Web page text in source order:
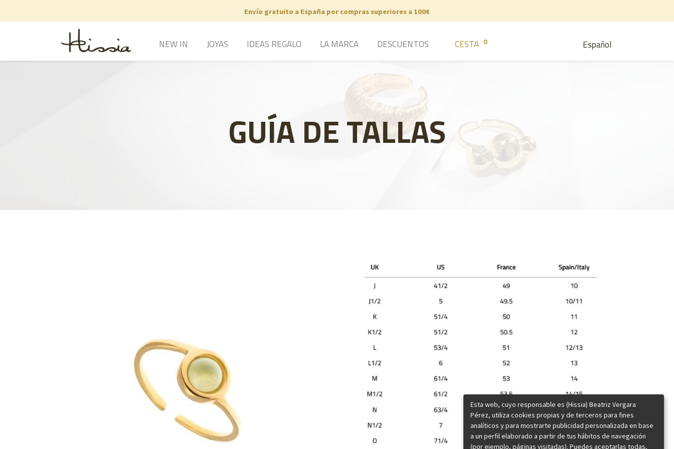
Envío gratuito a España por compras superiores a 100€
Español
NEW IN JOYAS IDEAS REGALO LA MARCA DESCUENTOS CESTA 0
GUÍA DE TALLAS
Esta web, cuyo responsable es (Hissia) Beatriz Vergara
Pérez, utiliza cookies propias y de terceros para fines
analíticos y para mostrarte publicidad personalizada en base
a un perfil elaborado a partir de tus hábitos de navegación
(por ejemplo, páginas visitadas). Puedes aceptarlas todas,